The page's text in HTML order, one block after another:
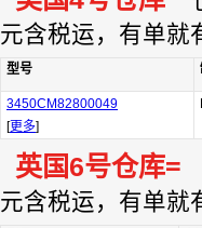
元含税运，有单就
型号
3450CM82800049
[更多]
英国6号仓库=
元含税运，有单就